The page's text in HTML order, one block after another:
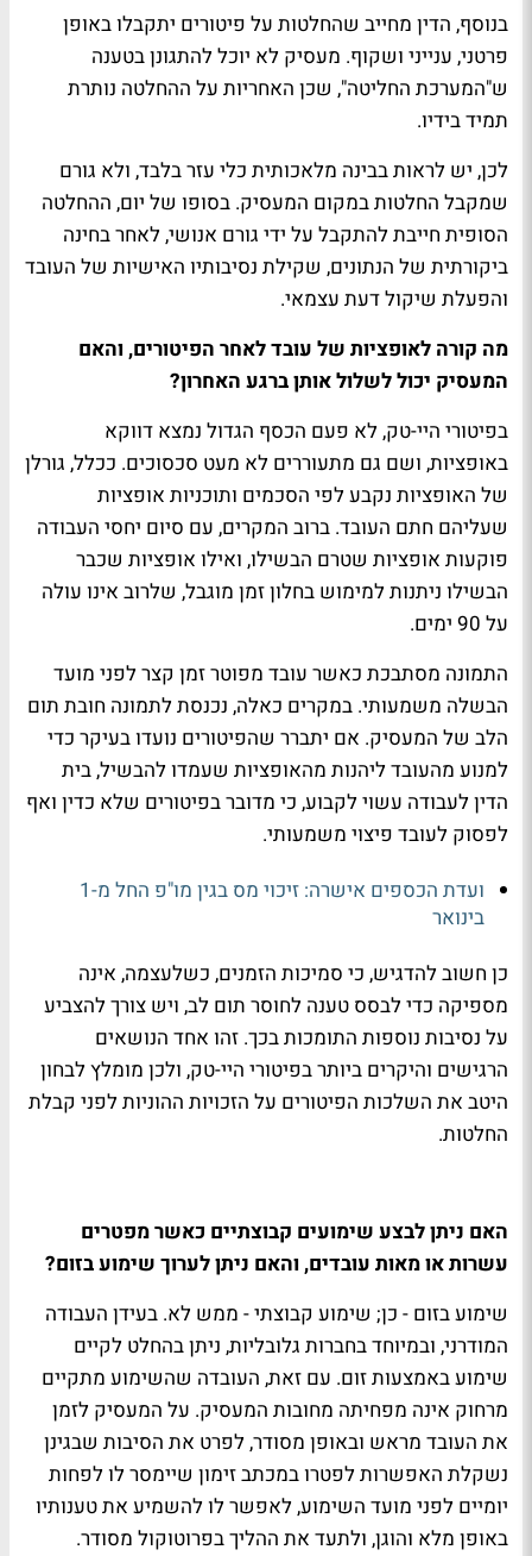
בנוסף, הדין מחייב שהחלטות על פיטורים יתקבלו באופן
פרטני, ענייני ושקוף. מעסיק לא יוכל להתגונן בטענה
ש"המערכת החליטה", שכן האחריות על ההחלטה נותרת
תמיד בידיו.
לכן, יש לראות בבינה מלאכותית כלי עזר בלבד, ולא גורם
שמקבל החלטות במקום המעסיק. בסופו של יום, ההחלטה
הסופית חייבת להתקבל על ידי גורם אנושי, לאחר בחינה
ביקורתית של הנתונים, שקילת נסיבותיו האישיות של העובד
והפעלת שיקול דעת עצמאי.
מה קורה לאופציות של עובד לאחר הפיטורים, והאם
המעסיק יכול לשלול אותן ברגע האחרון?
בפיטורי היי-טק, לא פעם הכסף הגדול נמצא דווקא
באופציות, ושם גם מתעוררים לא מעט סכסוכים. ככלל, גורלן
של האופציות נקבע לפי הסכמים ותוכניות אופציות
שעליהם חתם העובד. ברוב המקרים, עם סיום יחסי העבודה
פוקעות אופציות שטרם הבשילו, ואילו אופציות שכבר
הבשילו ניתנות למימוש בחלון זמן מוגבל, שלרוב אינו עולה
על 90 ימים
.
התמונה מסתבכת כאשר עובד מפוטר זמן קצר לפני מועד
הבשלה משמעותי. במקרים כאלה, נכנסת לתמונה חובת תום
הלב של המעסיק. אם יתברר שהפיטורים נועדו בעיקר כדי
למנוע מהעובד ליהנות מהאופציות שעמדו להבשיל, בית
הדין לעבודה עשוי לקבוע, כי מדובר בפיטורים שלא כדין ואף
לפסוק לעובד פיצוי משמעותי.
ועדת הכספים אישרה: זיכוי מס בגין מו"פ החל מ-1
בינואר
כן חשוב להדגיש, כי סמיכות הזמנים, כשלעצמה, אינה
מספיקה כדי לבסס טענה לחוסר תום לב, ויש צורך להצביע
על נסיבות נוספות התומכות בכך. זהו אחד הנושאים
הרגישים והיקרים ביותר בפיטורי היי-טק, ולכן מומלץ לבחון
היטב את השלכות הפיטורים על הזכויות ההוניות לפני קבלת
החלטות.
האם ניתן לבצע שימועים קבוצתיים כאשר מפטרים
עשרות או מאות עובדים, והאם ניתן לערוך שימוע בזום?
שימוע בזום - כן; שימוע קבוצתי - ממש לא. בעידן העבודה
המודרני, ובמיוחד בחברות גלובליות, ניתן בהחלט לקיים
שימוע באמצעות זום. עם זאת, העובדה שהשימוע מתקיים
מרחוק אינה מפחיתה מחובות המעסיק. על המעסיק לזמן
את העובד מראש ובאופן מסודר, לפרט את הסיבות שבגינן
נשקלת האפשרות לפטרו במכתב זימון שיימסר לו לפחות
יומיים לפני מועד השימוע, לאפשר לו להשמיע את טענותיו
באופן מלא והוגן, ולתעד את ההליך בפרוטוקול מסודר.